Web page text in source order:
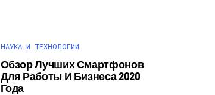
НАУКА И ТЕХНОЛОГИИ
Обзор Лучших Смартфонов
Для Работы И Бизнеса 2020
Года